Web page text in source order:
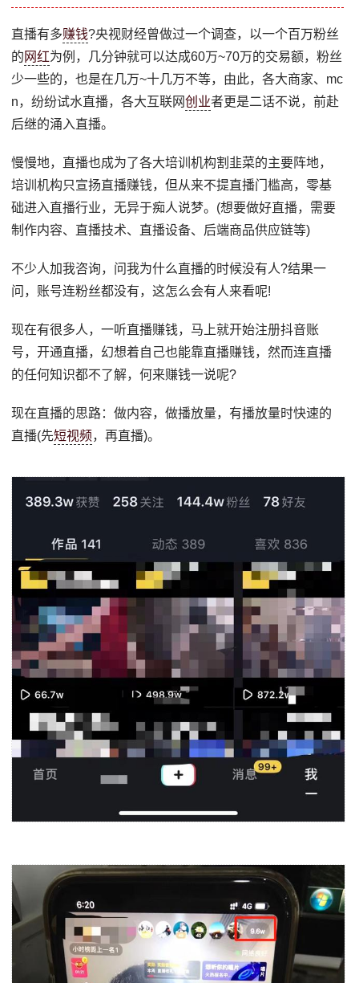
直播有多赚钱?央视财经曾做过一个调查，以一个百万粉丝
的 网红为例，几分钟就可以达成60万~70万的交易额，粉丝
少一些的，也是在几万~十几万不等，由此，各大商家、mc
n，纷纷试水直播，各大互联网创业者更是二话不说，前赴
后继的涌入直播。
慢慢地，直播也成为了各大培训机构割韭菜的主要阵地，
培训机构只宣扬直播赚钱，但从来不提直播门槛高，零基
础进入直播行业，无异于痴人说梦。(想要做好直播，需要
制作内容、直播技术、直播设备、后端商品供应链等)
不少人加我咨询，问我为什么直播的时候没有人?结果一
问，账号连粉丝都没有，这怎么会有人来看呢!
现在有很多人，一听直播赚钱，马上就开始注册抖音账
号，开通直播，幻想着自己也能靠直播赚钱，然而连直播
的任何知识都不了解，何来赚钱一说呢?
现在直播的思路：做内容，做播放量，有播放量时快速的
直播(先短视频，再直播)。